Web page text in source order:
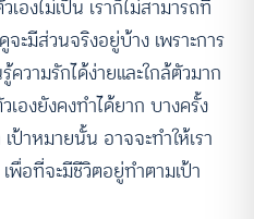
เองไม่เป็น เราก็ไม่สามารถที่
ะมีส่วนจริงอยู่บ้าง เพราะการ
ความรักได้ง่ายและใกล้ตัวมาก
องยังคงทำได้ยาก บางครั้ง
ป้าหมายนั้น อาจจะทำให้เรา
พื่อที่จะมีชีวิตอยู่ทำตามเป้า